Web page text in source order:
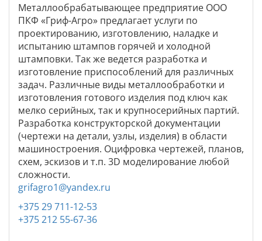
Металлообрабатывающее предприятие ООО
ПКФ «Гриф-Агро» предлагает услуги по
проектированию, изготовлению, наладке и
испытанию штампов горячей и холодной
штамповки. Так же ведется разработка и
изготовление приспособлений для различных
задач. Различные виды металлообработки и
изготовления готового изделия под ключ как
мелко серийных, так и крупносерийных партий.
Разработка конструкторской документации
(чертежи на детали, узлы, изделия) в области
машиностроения. Оцифровка чертежей, планов,
схем, эскизов и т.п. 3D моделирование любой
сложности.
grifagro1@yandex.ru
+375 29 711-12-53
+375 212 55-67-36